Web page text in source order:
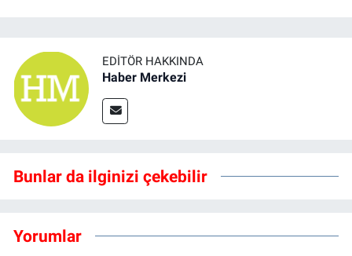
EDITÖR HAKKINDA
Haber Merkezi
Bunlar da ilginizi çekebilir
Yorumlar